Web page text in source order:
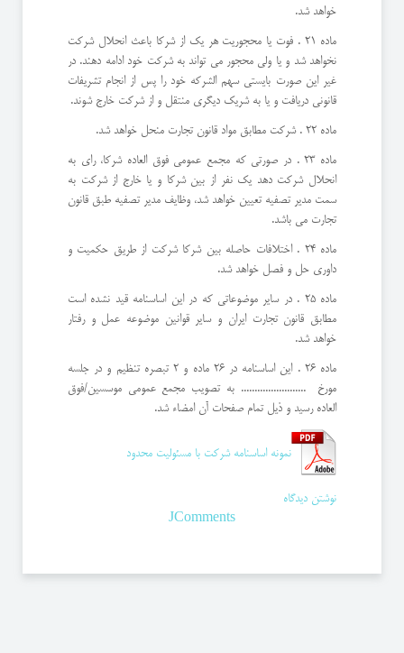
خواهد شد.
ماده 21 . فوت يا محجوريت هر يك از شركا باعث انحلال شركت
نخواهد شد و يا ولي محجور مي تواند به شركت خود ادامه دهند. در
غير اين صورت بايستي سهم الشركه خود را پس از انجام تشريفات
قانوني دريافت و يا به شريك ديگري منتقل و از شركت خارج شوند.
ماده 22 . شركت مطابق مواد قانون تجارت منحل خواهد شد.
ماده 23 . در صورتي كه مجمع عمومي فوق العاده شركا، راي به
انحلال شركت دهد يك نفر از بين شركا و يا خارج از شركت به
سمت مدير تصفيه تعيين خواهد شد، وظايف مدير تصفيه طبق قانون
تجارت مي باشد.
ماده 24 . اختلافات حاصله بين شركا شركت از طريق حكميت و
داوري حل و فصل خواهد شد.
ماده 25 . در ساير موضوعاتي كه در اين اساسنامه قيد نشده است
مطابق قانون تجارت ايران و ساير قوانين موضوعه عمل و رفتار
خواهد شد.
ماده 26 . اين اساسنامه در 26 ماده و 2 تبصره تنظيم و در جلسه
مورخ ........................ به تصويب مجمع عمومي موسسين/فوق
العاده رسيد و ذيل تمام صفحات آن امضاء شد.
نمونه اساسنامه شركت با مسئوليت محدود
نوشتن دیدگاه
JComments